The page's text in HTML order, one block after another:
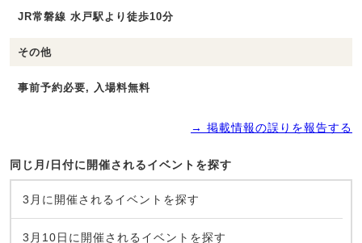
JR常磐線 水戸駅より徒歩10分
その他
事前予約必要, 入場料無料
→ 掲載情報の誤りを報告する
同じ月/日付に開催されるイベントを探す
3月に開催されるイベントを探す
3月10日に開催されるイベントを探す